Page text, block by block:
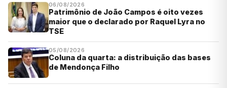
06/08/2026
Patrimônio de João Campos é oito vezes
maior que o declarado por Raquel Lyra no
TSE
05/08/2026
Coluna da quarta: a distribuição das bases
de Mendonça Filho